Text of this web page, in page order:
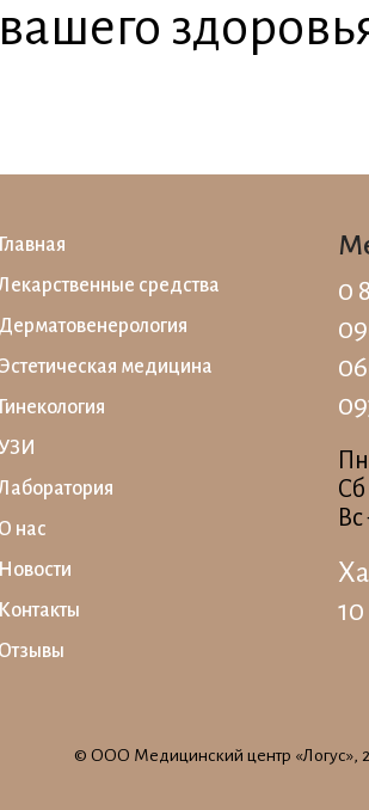
вашего
Главная
средства
Дерматовенерология
Эстетическая медицина
Гинекология
О нас
Новости
Контакты
Отзывы
0
10
© ООО Медицинский центр «Логус»,